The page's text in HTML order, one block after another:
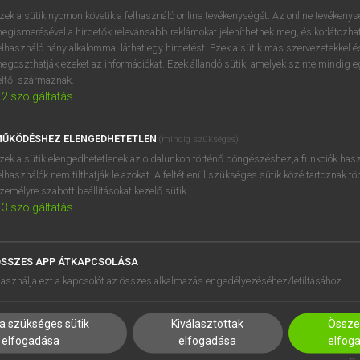
SÚGÓ
RÓLUNK
SÜTI BEÁLLÍTÁSOK
a sütik nyomon követik a felhasználó online tevékenységét. Az online
a hirdetők relevánsabb reklámokat jeleníthetnek meg, és
hány alkalommal láthat egy hirdetést. Ezek a sütik más szervezetekkel
ezeket az információkat. Ezek állandó sütik, amelyek szinte mindig
származnak.
2 szolgáltatás
ELENGEDHETETLEN (mindig szükséges)
a sütik elengedhetetlenek az oldalunkon történő böngészéshez,a funkciók
nem tilthatják le azokat. A feltétlenül szükséges sütik közé tartoznak
szabott beállításokat kezelő sütik.
3 szolgáltatás
APP ÁTKAPCSOLÁSA
ezt a kapcsolót az összes alkalmazás engedélyezéséhez/letiltásához.
szükséges sütik
elfogadása
Kiválasztottak
elfogadása